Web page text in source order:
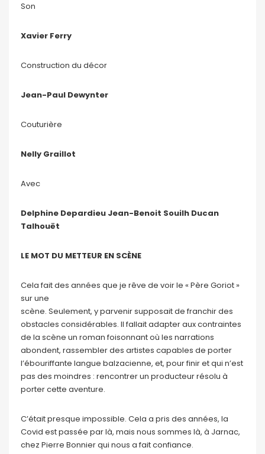
Son
Xavier Ferry
Construction du décor
Jean-Paul Dewynter
Couturière
Nelly Graillot
Avec
Delphine Depardieu Jean-Benoit Souilh Ducan
Talhouët
LE MOT DU METTEUR EN SCÈNE
Cela fait des années que je rêve de voir le « Père Goriot »
sur une
scène. Seulement, y parvenir supposait de franchir des
obstacles considérables. Il fallait adapter aux contraintes
de la scène un roman foisonnant où les narrations
abondent, rassembler des artistes capables de porter
l’ébouriffante langue balzacienne, et, pour finir et qui n’est
pas des moindres : rencontrer un producteur résolu à
porter cette aventure.
C’était presque impossible. Cela a pris des années, la
Covid est passée par là, mais nous sommes là, à Jarnac,
chez Pierre Bonnier qui nous a fait confiance.